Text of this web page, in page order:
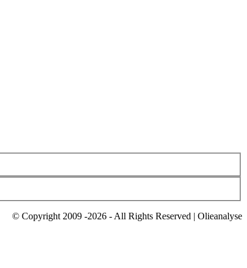
© Copyright 2009 -2026 - All Rights Reserved | Olieanalyse